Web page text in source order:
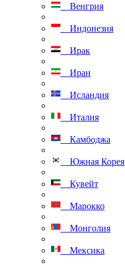
Венгрия
Индонезия
Ирак
Иран
Исландия
Италия
Камбоджа
Южная Корея
Кувейт
Марокко
Монголия
Мексика